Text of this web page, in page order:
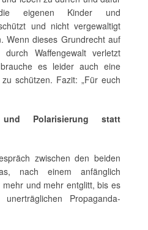
eigenen Kinder und
und nicht vergewaltigt
Wenn dieses Grundrecht auf
durch Waffengewalt verletzt
es leider auch eine
schützen. Fazit: „Für euch
und Polarisierung statt
zwischen den beiden
nach einem anfänglich
und mehr entglitt, bis es
Propaganda-